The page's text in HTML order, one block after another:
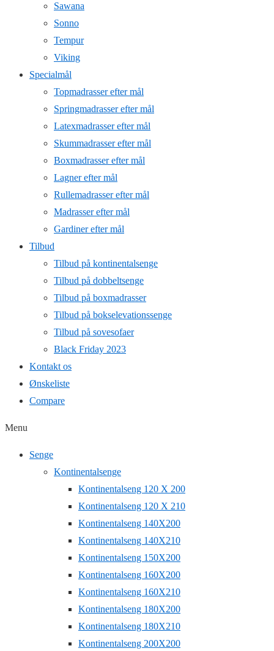
Sawana
Sonno
Tempur
Viking
Specialmål
Topmadrasser efter mål
Springmadrasser efter mål
Latexmadrasser efter mål
Skummadrasser efter mål
Boxmadrasser efter mål
Lagner efter mål
Rullemadrasser efter mål
Madrasser efter mål
Gardiner efter mål
Tilbud
Tilbud på kontinentalsenge
Tilbud på dobbeltsenge
Tilbud på boxmadrasser
Tilbud på bokselevationssenge
Tilbud på sovesofaer
Black Friday 2023
Kontakt os
Ønskeliste
Compare
Menu
Senge
Kontinentalsenge
Kontinentalseng 120 X 200
Kontinentalseng 120 X 210
Kontinentalseng 140X200
Kontinentalseng 140X210
Kontinentalseng 150X200
Kontinentalseng 160X200
Kontinentalseng 160X210
Kontinentalseng 180X200
Kontinentalseng 180X210
Kontinentalseng 200X200